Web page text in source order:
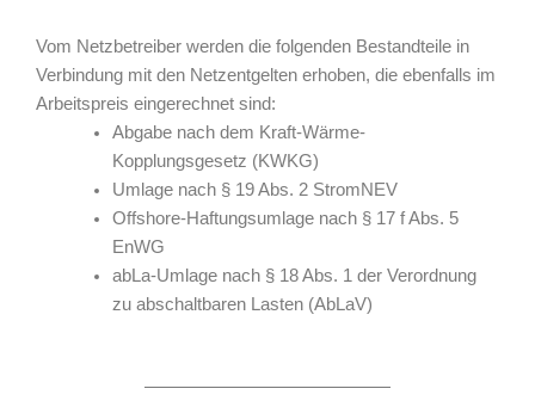
Vom Netzbetreiber werden die folgenden Bestandteile in
Verbindung mit den Netzentgelten erhoben, die ebenfalls im
Arbeitspreis eingerechnet sind:
Abgabe nach dem Kraft-Wärme-
Kopplungsgesetz (KWKG)
Umlage nach § 19 Abs. 2 StromNEV
Offshore-Haftungsumlage nach § 17 f Abs. 5
EnWG
abLa-Umlage nach § 18 Abs. 1 der Verordnung
zu abschaltbaren Lasten (AbLaV)